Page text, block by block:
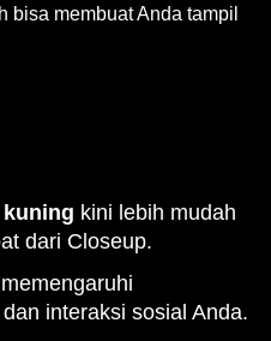
bisa membuat Anda tampil
kini lebih mudah
dari Closeup.
dan interaksi sosial Anda.